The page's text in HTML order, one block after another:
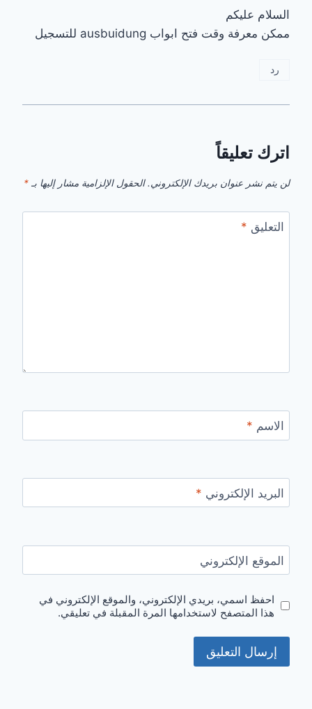
السلام عليكم
ممكن معرفة وقت فتح ابواب ausbuidung للتسجيل
رد
اترك تعليقاً
لن يتم نشر عنوان بريدك الإلكتروني. الحقول الإلزامية مشار إليها بـ *
التعليق *
الاسم *
البريد الإلكتروني *
الموقع الإلكتروني
احفظ اسمي، بريدي الإلكتروني، والموقع الإلكتروني في
هذا المتصفح لاستخدامها المرة المقبلة في تعليقي.